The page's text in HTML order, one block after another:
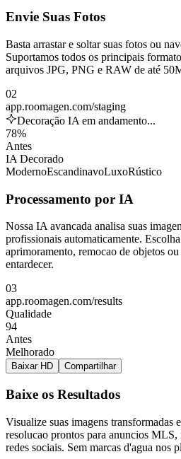
Envie Suas Fotos
Basta arrastar e soltar suas fotos ou
Suportamos todos os principais
arquivos JPG, PNG e RAW de até
02
app.roomagen.com/staging
Decoração IA em andamento...
78%
Antes
IA Decorado
ModernoEscandinavoLuxoRústico
Processamento por IA
Nossa IA avancada analisa suas
profissionais automaticamente.
aprimoramento, remocao de objetos
entardecer.
03
app.roomagen.com/results
Qualidade
94
Antes
Melhorado
Baixar HD Compartilhar
Baixe os Resultados
Visualize suas imagens transformadas
resolucao prontos para anuncios MLS,
redes sociais. Sem marcas d'agua nos